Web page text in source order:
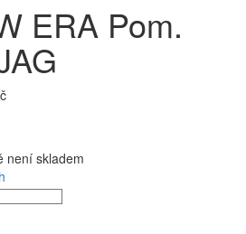
ERA Pom.
není skladem